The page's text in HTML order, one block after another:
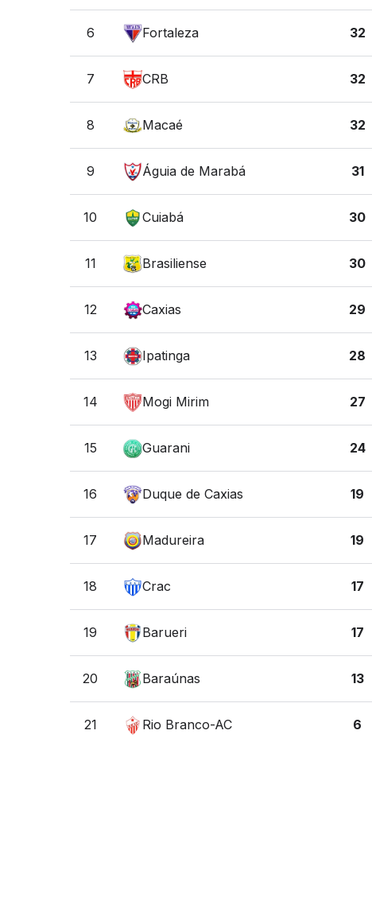
6 Fortaleza 32
7 CRB 32
8 Macaé 32
9 Águia de Marabá 31
10 Cuiabá 30
11 Brasiliense 30
12 Caxias 29
13 Ipatinga 28
14 Mogi Mirim 27
15 Guarani 24
16 Duque de Caxias 19
17 Madureira 19
18 Crac 17
19 Barueri 17
20 Baraúnas 13
21 Rio Branco-AC 6